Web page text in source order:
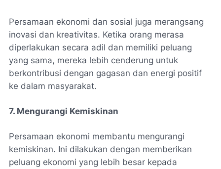
Persamaan ekonomi dan sosial juga merangsang
inovasi dan kreativitas. Ketika orang merasa
diperlakukan secara adil dan memiliki peluang
yang sama, mereka lebih cenderung untuk
berkontribusi dengan gagasan dan energi positif
ke dalam masyarakat.
7. Mengurangi Kemiskinan
Persamaan ekonomi membantu mengurangi
kemiskinan. Ini dilakukan dengan memberikan
peluang ekonomi yang lebih besar kepada